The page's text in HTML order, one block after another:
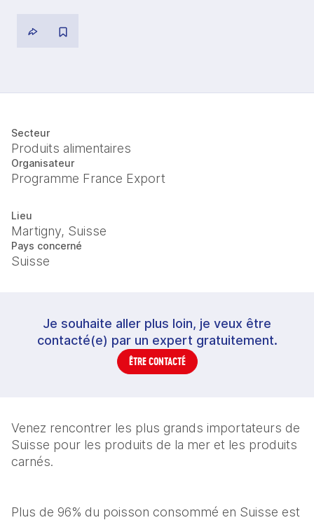
Secteur
Produits alimentaires
Organisateur
Programme France Export
Lieu
Martigny, Suisse
Pays concerné
Suisse
Je souhaite aller plus loin, je veux être
contacté(e) par un expert gratuitement.
ÊTRE CONTACTÉ
Venez rencontrer les plus grands importateurs de
Suisse pour les produits de la mer et les produits
carnés.
Plus de 96% du poisson consommé en Suisse est